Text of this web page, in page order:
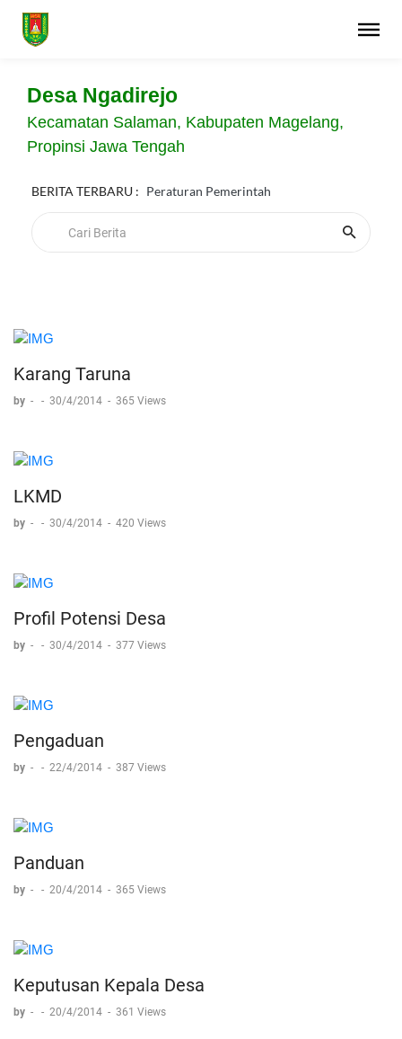
Desa Ngadirejo
Kecamatan Salaman, Kabupaten Magelang,
Propinsi Jawa Tengah
BERITA TERBARU : Peraturan Pemerintah
Karang Taruna
by - - 30/4/2014 - 365 Views
LKMD
by - - 30/4/2014 - 420 Views
Profil Potensi Desa
by - - 30/4/2014 - 377 Views
Pengaduan
by - - 22/4/2014 - 387 Views
Panduan
by - - 20/4/2014 - 365 Views
Keputusan Kepala Desa
by - - 20/4/2014 - 361 Views